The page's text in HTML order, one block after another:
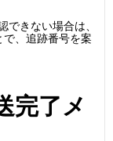
できない場合は、
で、追跡番号を案
完了メ